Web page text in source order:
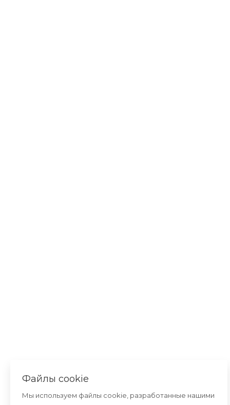
Файлы cookie
Мы используем файлы cookie, разработанные нашими